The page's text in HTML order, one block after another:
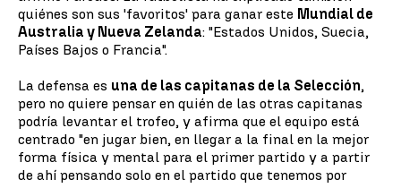
quiénes son sus 'favoritos' para ganar este Mundial de
Australia y Nueva Zelanda: "Estados Unidos, Suecia,
Países Bajos o Francia".
La defensa es una de las capitanas de la Selección,
pero no quiere pensar en quién de las otras capitanas
podría levantar el trofeo, y afirma que el equipo está
centrado "en jugar bien, en llegar a la final en la mejor
forma física y mental para el primer partido y a partir
de ahí pensando solo en el partido que tenemos por